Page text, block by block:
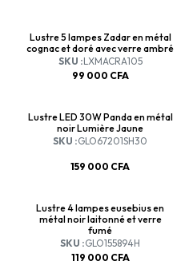
Lustre 5 lampes Zadar en métal
cognac et doré avec verre ambré
SKU :LXMACRA105
99 000 CFA
Lustre LED 30W Panda en métal
noir Lumière Jaune
SKU :GLO67201SH30
159 000 CFA
Lustre 4 lampes eusebius en
métal noir laitonné et verre
fumé
SKU :GLO155894H
119 000 CFA